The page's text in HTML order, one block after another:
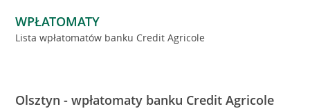
WPŁATOMATY
Lista wpłatomatów banku Credit Agricole
Olsztyn - wpłatomaty banku Credit Agricole